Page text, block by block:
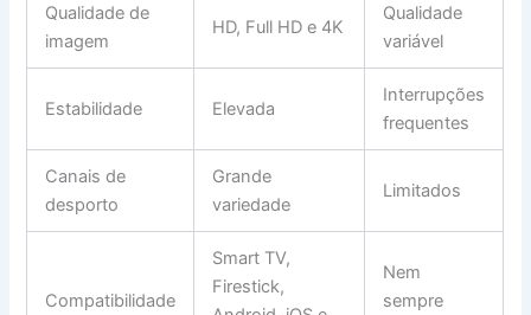
Qualidade de
imagem
HD, Full HD e 4K
Qualidade
variável
Estabilidade Elevada
Interrupções
frequentes
Canais de
desporto
Grande
variedade
Limitados
Compatibilidade
Smart TV,
Firestick,
Nem
sempre